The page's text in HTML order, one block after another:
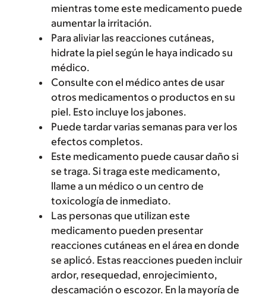
mientras tome este medicamento puede
aumentar la irritación.
Para aliviar las reacciones cutáneas,
hidrate la piel según le haya indicado su
médico.
Consulte con el médico antes de usar
otros medicamentos o productos en su
piel. Esto incluye los jabones.
Puede tardar varias semanas para ver los
efectos completos.
Este medicamento puede causar daño si
se traga. Si traga este medicamento,
llame a un médico o un centro de
toxicología de inmediato.
Las personas que utilizan este
medicamento pueden presentar
reacciones cutáneas en el área en donde
se aplicó. Estas reacciones pueden incluir
ardor, resequedad, enrojecimiento,
descamación o escozor. En la mayoría de